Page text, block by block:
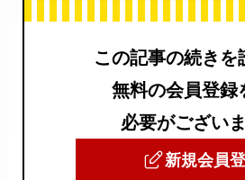
この記事の続きを
無料の会員登録
必要がございま
新規会員